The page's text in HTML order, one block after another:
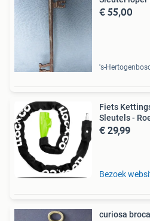
€ 55,00
's-
Fiets
Sleutels -
€ 29,99
Bezoek
curiosa brocant